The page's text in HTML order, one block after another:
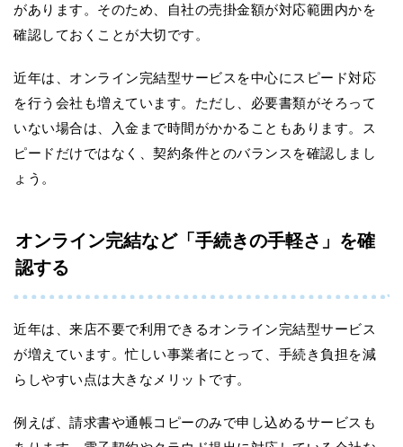
があります。そのため、自社の売掛金額が対応範囲内かを
確認しておくことが大切です。
近年は、オンライン完結型サービスを中心にスピード対応
を行う会社も増えています。ただし、必要書類がそろって
いない場合は、入金まで時間がかかることもあります。ス
ピードだけではなく、契約条件とのバランスを確認しまし
ょう。
オンライン完結など「手続きの手軽さ」を確
認する
近年は、来店不要で利用できるオンライン完結型サービス
が増えています。忙しい事業者にとって、手続き負担を減
らしやすい点は大きなメリットです。
例えば、請求書や通帳コピーのみで申し込めるサービスも